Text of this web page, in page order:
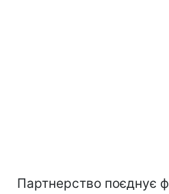
Партнерство поєднує